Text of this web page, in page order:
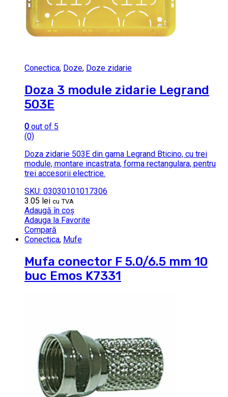
Conectica, Doze, Doze zidarie
Doza 3 module zidarie Legrand
503E
0 out of 5
(0)
Doza zidarie 503E din gama Legrand Bticino, cu trei
module, montare incastrata, forma rectangulara, pentru
trei accesorii electrice.
SKU: 03030101017306
3.05 lei cu TVA
Adaugă în coș
Adauga la Favorite
Compară
Conectica, Mufe
Mufa conector F 5.0/6.5 mm 10
buc Emos K7331